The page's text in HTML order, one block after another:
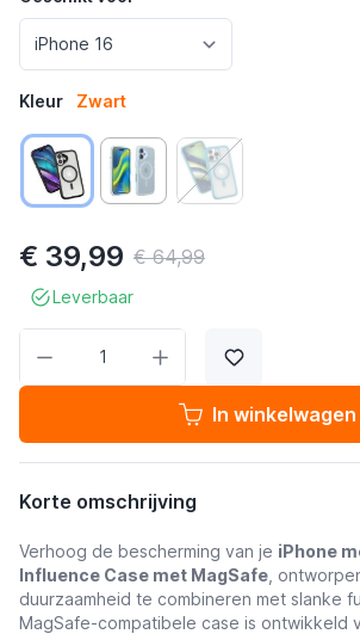
Kleur Zwart
€ 39,99 € 64,99
Leverbaar
In winkelwagen
Korte omschrijving
Verhoog de bescherming van je iPhone
Influence Case met MagSafe ,
duurzaamheid te combineren met slanke
MagSafe-compatibele case is ontwikkeld